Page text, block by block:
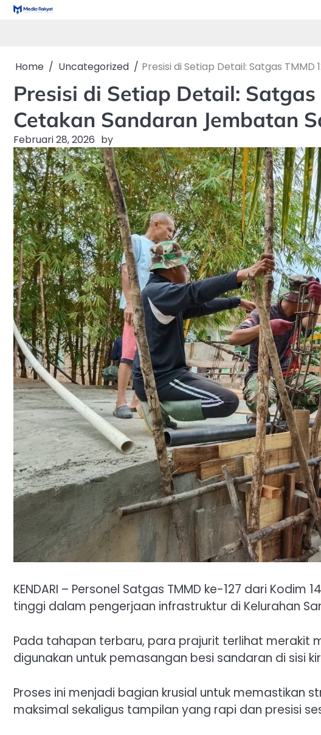
Skip
Home Uncategorized Presisi di Setiap Detail: Satgas
Presisi di Setiap Detail:
Cetakan Sandaran Jembatan
Februari 28, 2026 by
KENDARI – Personel Satgas TMMD ke-127 dari Kodim
tinggi dalam pengerjaan infrastruktur di Kelurahan
Pada tahapan terbaru, para prajurit terlihat merakit
digunakan untuk pemasangan besi sandaran di sisi
Proses ini menjadi bagian krusial untuk memastikan
maksimal sekaligus tampilan yang rapi dan presisi